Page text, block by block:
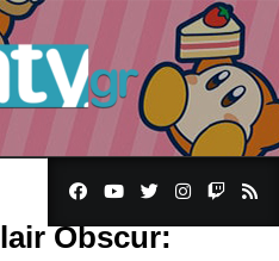
Obscur: